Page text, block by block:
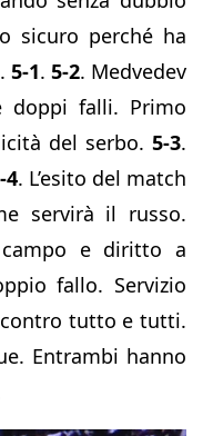
sicuro perché ha
5-1. 5-2. Medvedev
doppi falli. Primo
del serbo. 5-3.
4. L’esito del match
servirà il russo.
e diritto a
fallo. Servizio
tutto e tutti.
Entrambi hanno